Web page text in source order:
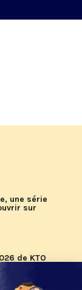
une série
sur
de KTO